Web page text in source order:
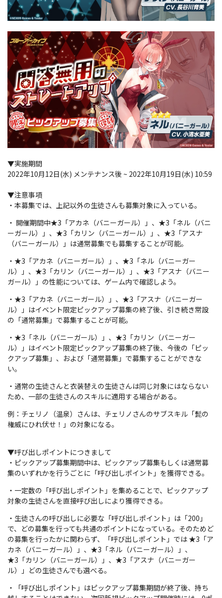
▼実施期間
2022年10月12日(水) メンテナンス後 ~ 2022年10月19日(水) 10:59
▼注意事項
・本募集では、上記以外の生徒さんも募集対象に入っている。
・ 開催期間中★3「アカネ（バニーガール）」、★3「ネル（バニ
ーガール）」、★3「カリン（バニーガール）」、★3「アスナ
（バニーガール）」は通常募集でも募集することが可能。
・★3「アカネ（バニーガール）」、★3「ネル（バニーガー
ル）」、★3「カリン（バニーガール）」、★3「アスナ（バニー
ガール）」の性能については、ゲーム内で確認しよう。
・★3「アカネ（バニーガール）」、★3「アスナ（バニーガー
ル）」はイベント限定ピックアップ募集の終了後、引き続き常設
の「通常募集」で募集することが可能。
・★3「ネル（バニーガール）」、★3「カリン（バニーガー
ル）」はイベント限定ピックアップ募集の終了後、今後の「ピッ
クアップ募集」、および「通常募集」で募集することができな
い。
・通常の生徒さんと衣装替えの生徒さんは同じ対象にはならない
ため、一部の生徒さんのスキルに適用する場合がある。
例：チェリノ（温泉）さんは、チェリノさんのサブスキル「髭の
権威にひれ伏せ！」の対象になる。
▼呼び出しポイントにつきまして
・ピックアップ募集期間中は、ピックアップ募集もしくは通常募
集のいずれかを行うごとに「呼び出しポイント」を獲得できる。
・一定数の「呼び出しポイント」を集めることで、ピックアップ
対象の生徒さんを直接呼び出しにより獲得できる。
・生徒さんの呼び出しに必要な「呼び出しポイント」は「200」
で、どの募集を行っても共通のポイントになっている。そのためど
の募集を行ったかに関わらず、「呼び出しポイント」では ★3「ア
カネ（バニーガール）」、★3「ネル（バニーガール）」、
★3「カリン（バニーガール）」、★3「アスナ（バニーガー
ル）」どの生徒さんでも選べる。
・「呼び出しポイント」はピックアップ募集期間が終了後、持ち